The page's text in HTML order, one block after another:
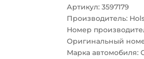
Артикул: 3597179
Производитель:
Номер
Оригинальный
Марка автомобиля: